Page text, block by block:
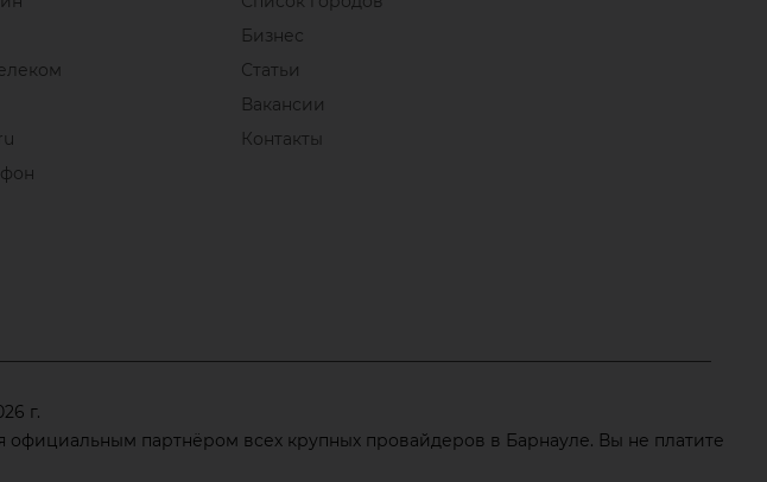
Бизнес
Статьи
Вакансии
Контакты
г.
партнёром всех крупных провайдеров в Барнауле. Вы не платите